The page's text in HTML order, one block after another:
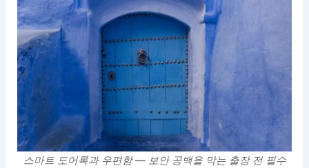
스마트 도어록과 우편함 — 보안 공백을 막는 출장 전 필수